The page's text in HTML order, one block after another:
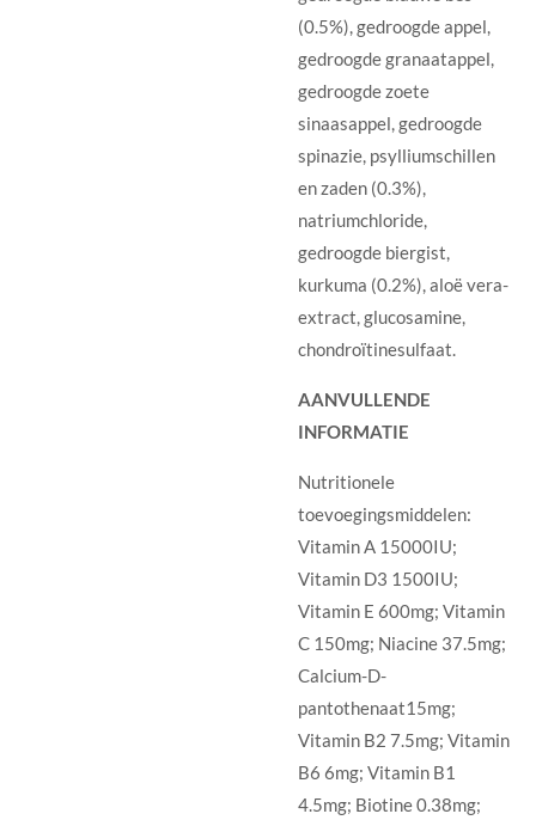
(0.5%), gedroogde appel,
gedroogde granaatappel,
gedroogde zoete
sinaasappel, gedroogde
spinazie, psylliumschillen
en zaden (0.3%),
natriumchloride,
gedroogde biergist,
kurkuma (0.2%), aloë vera-
extract, glucosamine,
chondroïtinesulfaat.
AANVULLENDE
INFORMATIE
Nutritionele
toevoegingsmiddelen:
Vitamin A 15000IU;
Vitamin D3 1500IU;
Vitamin E 600mg; Vitamin
C 150mg; Niacine 37.5mg;
Calcium-D-
pantothenaat15mg;
Vitamin B2 7.5mg; Vitamin
B6 6mg; Vitamin B1
4.5mg; Biotine 0.38mg;